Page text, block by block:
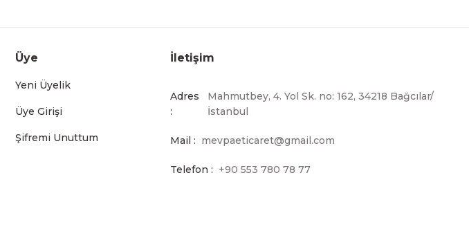
Üye
Yeni Üyelik
Üye Girişi
Şifremi Unuttum
İletişim
Adres
:
Mahmutbey, 4. Yol Sk. no: 162, 34218 Bağcılar/
İstanbul
Mail : mevpaeticaret@gmail.com
Telefon : +90 553 780 78 77